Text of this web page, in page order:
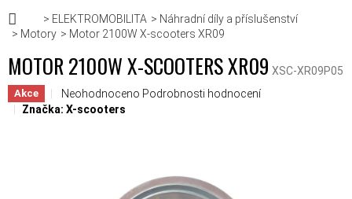
Domů
ELEKTROMOBILITA
Náhradní díly a příslušenství
Motory
Motor 2100W X-scooters XR09
MOTOR 2100W X-SCOOTERS XR09 XSC-XR09P05
Akce Průměrné hodnocení produktu je 0,0 z 5 hvězdiček.
Neohodnoceno Podrobnosti hodnocení
Značka: X-scooters